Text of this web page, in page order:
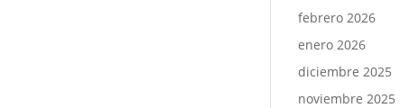
febrero 2026
enero 2026
diciembre 2025
noviembre 2025